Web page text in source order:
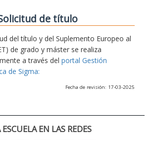
de título
del título y del Suplemento Europeo al
de grado y máster se realiza
a través del portal Gestión
de Sigma:
Fecha de revisión: 17-03-2025
ESCUELA EN LAS REDES